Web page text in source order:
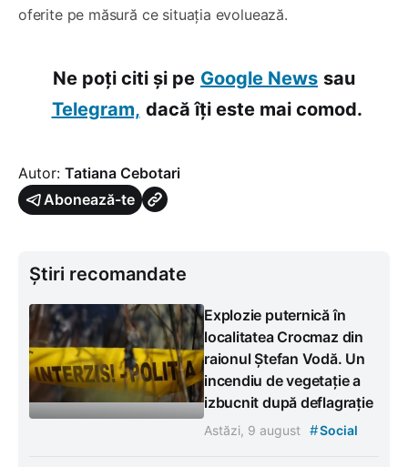
oferite pe măsură ce situația evoluează.
Ne poți citi și pe Google News sau
Telegram, dacă îți este mai comod.
Autor: Tatiana Cebotari
Abonează-te
Știri recomandate
Explozie puternică în
localitatea Crocmaz din
raionul Ștefan Vodă. Un
incendiu de vegetație a
izbucnit după deflagrație
Astăzi, 9 august #Social